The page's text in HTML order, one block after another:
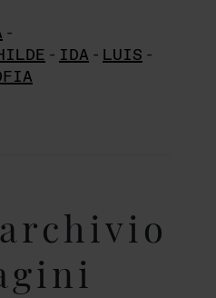
-
- IDA - LUIS -
archivio